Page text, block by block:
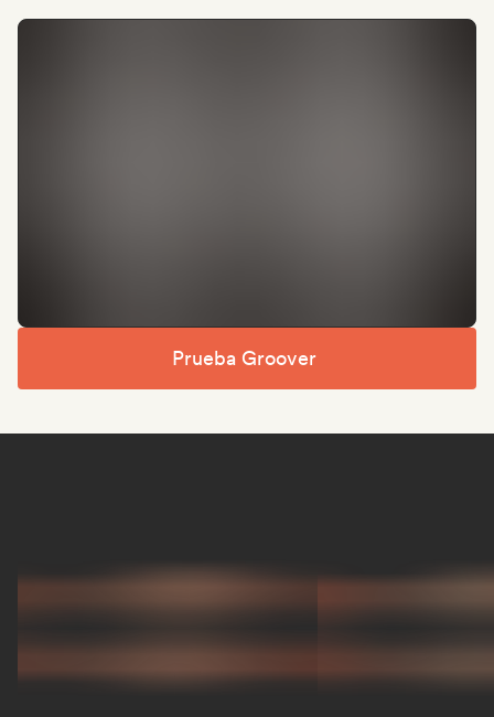
Prueba Groover